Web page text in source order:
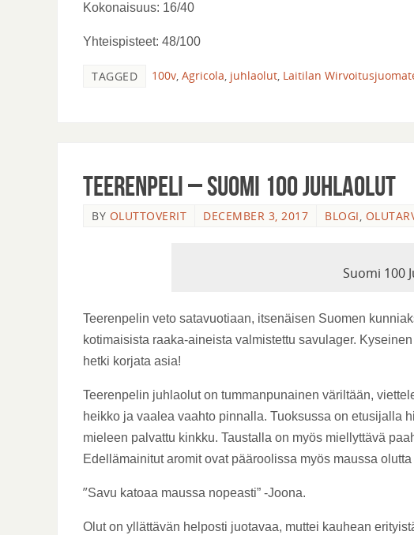
Kokonaisuus: 16/40
Yhteispisteet: 48/100
TAGGED 100v, Agricola, juhlaolut, Laitilan
Teerenpeli – Suomi 100 Juhlaolut
BY OLUTTOVERIT DECEMBER 3, 2017 BLOGI,
Suomi 100
Teerenpelin veto satavuotiaan, itsenäisen Suomen
kotimaisista raaka-aineista valmistettu savulager.
hetki korjata asia!
Teerenpelin juhlaolut on tummanpunainen väriltään,
heikko ja vaalea vaahto pinnalla. Tuoksussa on etusijalla
mieleen palvattu kinkku. Taustalla on myös miellyttävä
Edellämainitut aromit ovat pääroolissa myös maussa
”Savu katoaa maussa nopeasti” -Joona.
Olut on yllättävän helposti juotavaa, muttei kauhean